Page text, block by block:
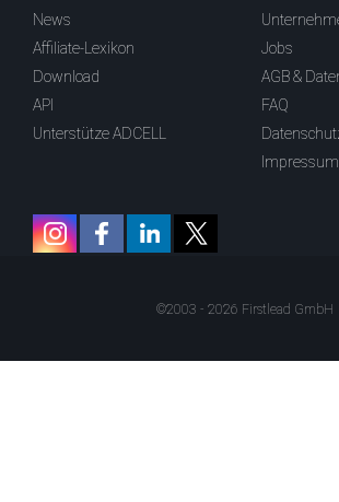
News
Affiliate-Lexikon
Download
API
Unterstütze ADCELL
Jobs
AGB &
FAQ
Impressum
©2003 - 2026 Firstlead GmbH